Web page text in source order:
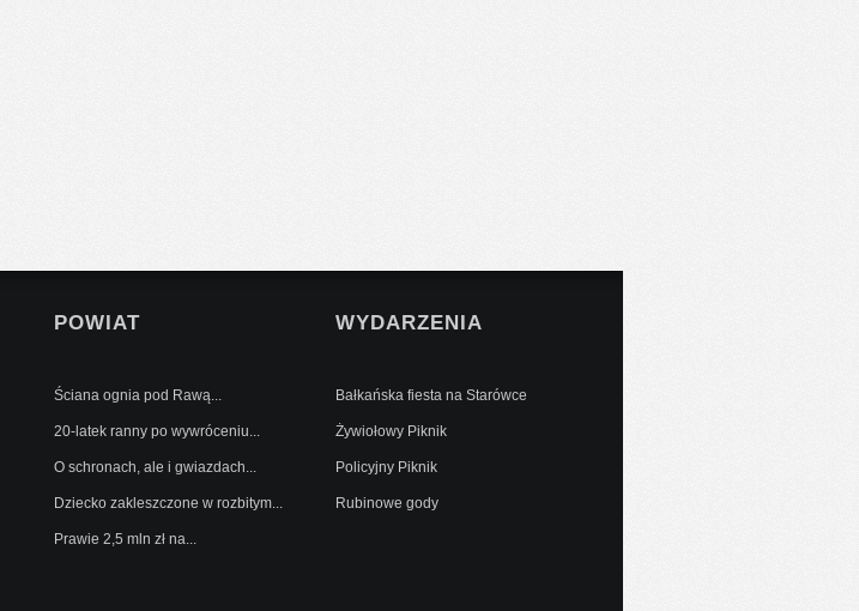
POWIAT
Ściana ognia pod Rawą...
20-latek ranny po wywróceniu...
O schronach, ale i gwiazdach...
Dziecko zakleszczone w rozbitym...
Prawie 2,5 mln zł na...
WYDARZENIA
Bałkańska fiesta na Starówce
Żywiołowy Piknik
Policyjny Piknik
Rubinowe gody